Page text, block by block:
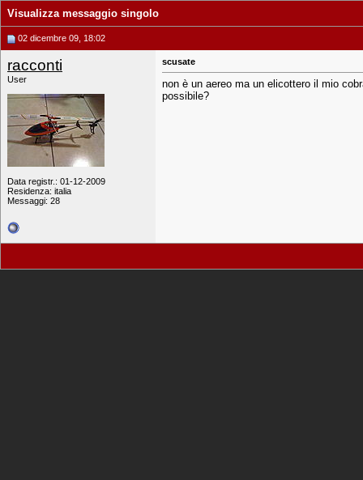
Visualizza messaggio singolo
02 dicembre 09, 18:02
racconti
User
Data registr.: 01-12-2009
Residenza: italia
Messaggi: 28
scusate
non è un aereo ma un elicottero il mio
possibile?